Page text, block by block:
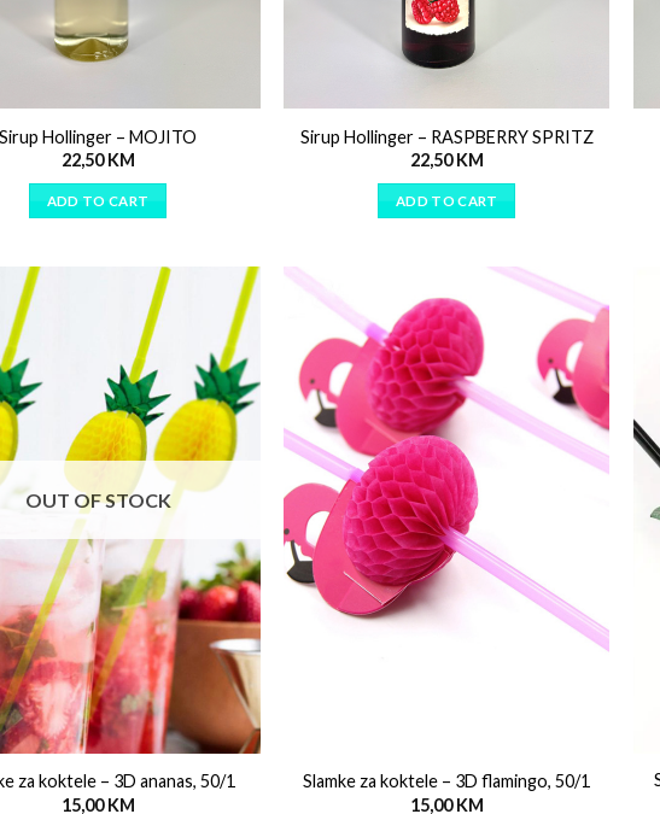
Sirup Hollinger – MOJITO
22,50KM
ADD TO CART
Sirup Hollinger – RASPBERRY SPRITZ
22,50KM
ADD TO CART
OUT OF STOCK
za koktele – 3D ananas, 50/1
15,00KM
Slamke za koktele – 3D flamingo, 50/1
15,00KM